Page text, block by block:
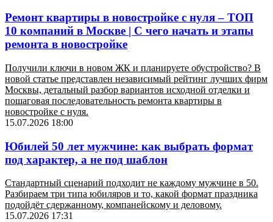
Ремонт квартиры в новостройке с нуля – ТОП
10 компаний в Москве | С чего начать и этапы
ремонта в новостройке
Получили ключи в новом ЖК и планируете обустройство? В
новой статье представлен независимый рейтинг лучших фирм
Москвы, детальный разбор вариантов исходной отделки и
пошаговая последовательность ремонта квартиры в
новостройке с нуля.
15.07.2026 18:00
Юбилей 50 лет мужчине: как выбрать формат
под характер, а не под шаблон
Стандартный сценарий подходит не каждому мужчине в 50.
Разбираем три типа юбиляров и то, какой формат праздника
подойдёт сдержанному, компанейскому и деловому.
15.07.2026 17:31